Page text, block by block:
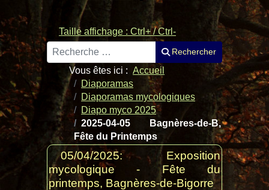
Taille affichage : Ctrl+ / Ctrl-
Rechercher
Rechercher
Vous êtes ici : Accueil
Diaporamas
Diaporamas mycologiques
Diapo myco 2025
2025-04-05 Bagnères-de-B,
Fête du Printemps
05/04/2025: Exposition
mycologique - Fête du
printemps, Bagnères-de-Bigorre